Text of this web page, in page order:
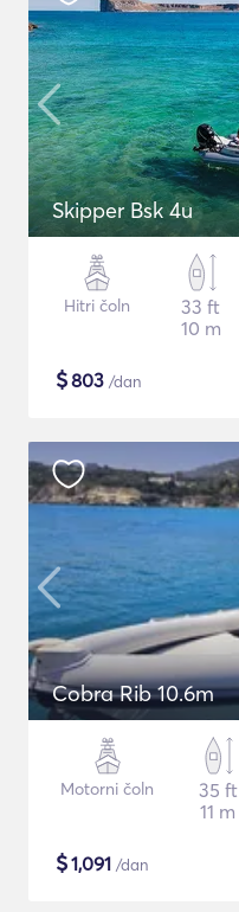
Skipper Bsk 4u
Hitri čoln
33 ft
10 m
$803 /dan
Cobra Rib 10.6m
Motorni čoln
35 ft
11 m
$1,091 /dan